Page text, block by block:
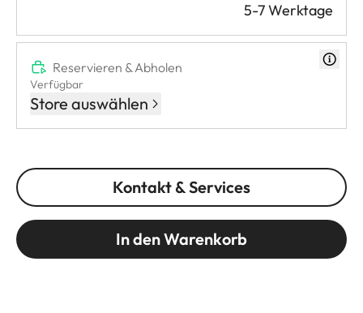
5-7 Werktage
Reservieren & Abholen
Verfügbar
Store auswählen
Kontakt & Services
In den Warenkorb